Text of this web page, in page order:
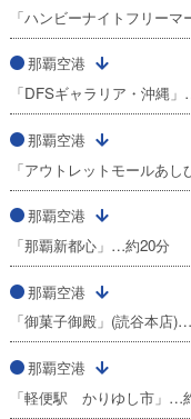
「ハンビーナイトフリー
那覇空港
「DFSギャラリア・沖縄
那覇空港
「アウトレットモールあ
那覇空港
「那覇新都心」…約20分
那覇空港
「御菓子御殿」(読谷本店
那覇空港
「軽便駅 かりゆし市」…